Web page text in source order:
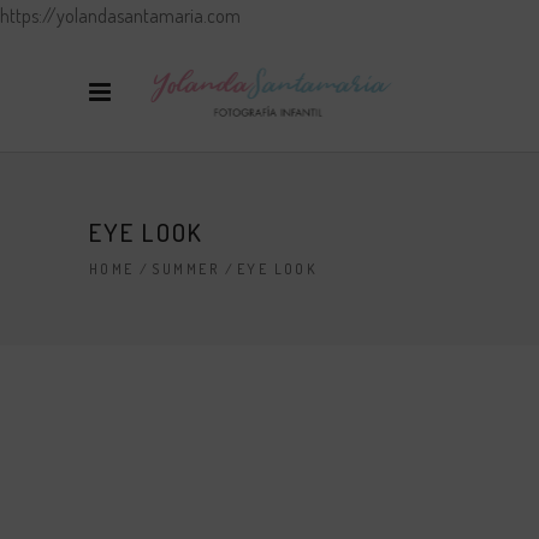
https://yolandasantamaria.com
EYE LOOK
HOME / SUMMER / EYE LOOK